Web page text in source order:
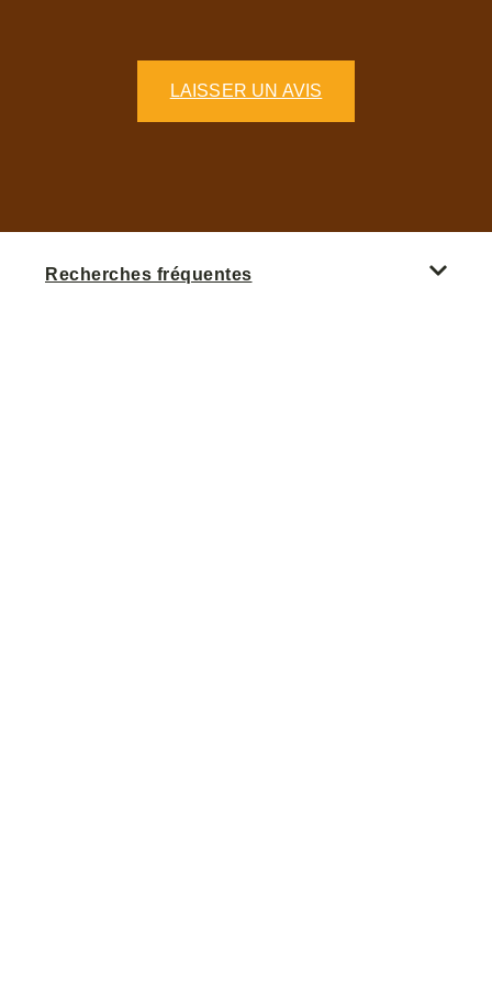
LAISSER UN AVIS
Recherches fréquentes